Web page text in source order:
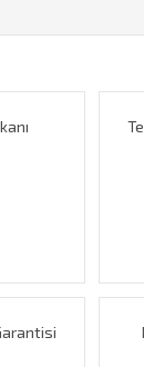
için teşekkür